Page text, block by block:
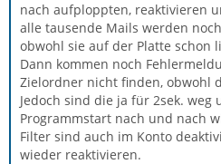
nach aufploppten, reaktivieren
alle tausende Mails werden
obwohl sie auf der Platte schon
Dann kommen noch
Zielordner nicht finden, obwohl
Jedoch sind die ja für 2sek. weg
Programmstart nach und nach
Filter sind auch im Konto
wieder reaktivieren.